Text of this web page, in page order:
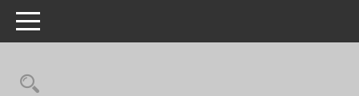
Toggle navigation